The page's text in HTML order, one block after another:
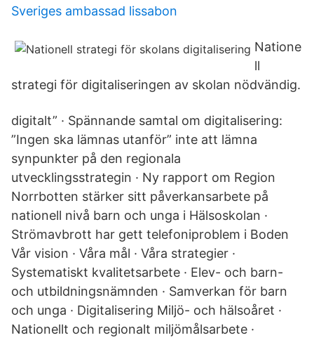
Sveriges ambassad lissabon
Natione
ll
strategi för digitaliseringen av skolan nödvändig.
digitalt” · Spännande samtal om digitalisering:
”Ingen ska lämnas utanför” inte att lämna
synpunkter på den regionala
utvecklingsstrategin · Ny rapport om Region
Norrbotten stärker sitt påverkansarbete på
nationell nivå barn och unga i Hälsoskolan ·
Strömavbrott har gett telefoniproblem i Boden
Vår vision · Våra mål · Våra strategier ·
Systematiskt kvalitetsarbete · Elev- och barn-
och utbildningsnämnden · Samverkan för barn
och unga · Digitalisering Miljö- och hälsoåret ·
Nationellt och regionalt miljömålsarbete ·